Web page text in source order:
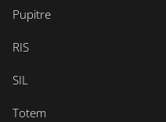
Pupitre
RIS
SIL
Totem